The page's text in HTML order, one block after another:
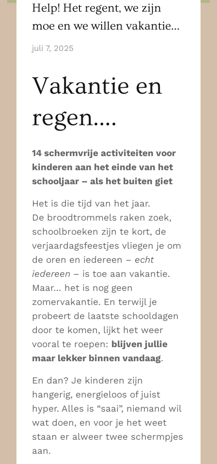
Help! Het regent, we zijn
moe en we willen vakantie…
juli 7, 2025
Vakantie en
regen….
14 schermvrije activiteiten voor
kinderen aan het einde van het
schooljaar – als het buiten giet
Het is die tijd van het jaar.
De broodtrommels raken zoek,
schoolbroeken zijn te kort, de
verjaardagsfeestjes vliegen je om
de oren en iedereen – echt
iedereen– is toe aan vakantie.
Maar… het is nog geen
zomervakantie. En terwijl je
probeert de laatste schooldagen
door te komen, lijkt het weer
vooral te roepen: blijven jullie
maar lekker binnen vandaag.
En dan? Je kinderen zijn
hangerig, energieloos of juist
hyper. Alles is “saai”, niemand wil
wat doen, en voor je het weet
staan er alweer twee schermpjes
aan.